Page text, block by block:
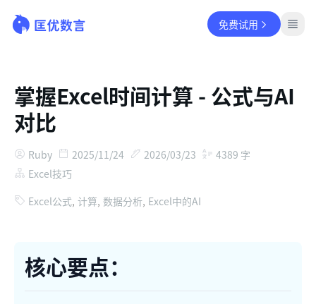
免费试用
掌握Excel时间计算 - 公式与AI
对比
Ruby 2025/11/24 2026/03/23 4389 字
Excel技巧
Excel公式, 计算, 数据分析, Excel中的AI
核心要点：